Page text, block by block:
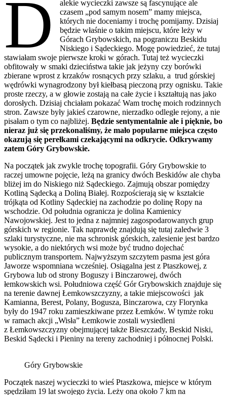
D
alekie wycieczki zawsze są fascynujące ale
czasem „pod samym nosem” mamy miejsca,
których nie doceniamy i trochę pomijamy. Dzisiaj
będzie właśnie o takim miejscu, które leży w
Górach Grybowskich, na pograniczu Beskidu
Niskiego i Sądeckiego. Mogę powiedzieć, że tutaj
stawiałam swoje pierwsze kroki w górach. Tutaj też wycieczki
obfitowały w smaki dzieciństwa takie jak jeżyny czy borówki
zbierane wprost z krzaków rosnących przy szlaku, a trud górskiej
wędrówki wynagrodzony był kiełbasą pieczoną przy ognisku. Takie
proste rzeczy, a w głowie zostają na całe życie i kształtują nas jako
dorosłych. Dzisiaj chciałam pokazać Wam trochę moich rodzinnych
stron. Zawsze były jakieś czarowne, nierzadko odległe rejony, a nie
pisałam o tym co najbliżej. Będzie sentymentalnie ale i pięknie, bo
nieraz już się przekonaliśmy, że mało popularne miejsca często
okazują się perełkami czekającymi na odkrycie. Odkrywamy
zatem Góry Grybowskie.
Na początek jak zwykle trochę topografii. Góry Grybowskie to
raczej umowne pojęcie, leżą na granicy dwóch Beskidów ale chyba
bliżej im do Niskiego niż Sądeckiego. Zajmują obszar pomiędzy
Kotliną Sądecką a Doliną Białej. Rozpościerają się w kształcie
trójkąta od Kotliny Sądeckiej na zachodzie po dolinę Ropy na
wschodzie. Od południa ogranicza je dolina Kamienicy
Nawojowskiej. Jest to jedna z najmniej zagospodarowanych grup
górskich w regionie. Tak naprawdę znajdują się tutaj zaledwie 3
szlaki turystyczne, nie ma schronisk górskich, zalesienie jest bardzo
wysokie, a do niektórych wsi może być trudno dojechać
publicznym transportem. Najwyższym szczytem pasma jest góra
Jaworze wspomniana wcześniej. Osiągalna jest z Ptaszkowej, z
Grybowa lub od strony Boguszy i Binczarowej, dwóch
łemkowskich wsi. Południowa część Gór Grybowskich znajduje się
na terenie dawnej Łemkowszczyzny, a takie miejscowości jak
Kamianna, Berest, Polany, Bogusza, Binczarowa, czy Florynka
były do 1947 roku zamieszkiwane przez Łemków. W tymże roku
w ramach akcji „Wisła” Łemkowie zostali wysiedleni
z Łemkowszczyzny obejmującej także Bieszczady, Beskid Niski,
Beskid Sądecki i Pieniny na tereny zachodniej i północnej Polski.
Góry Grybowskie
Początek naszej wycieczki to wieś Ptaszkowa, miejsce w którym
spędziłam 19 lat swojego życia. Leży ona około 7 km na